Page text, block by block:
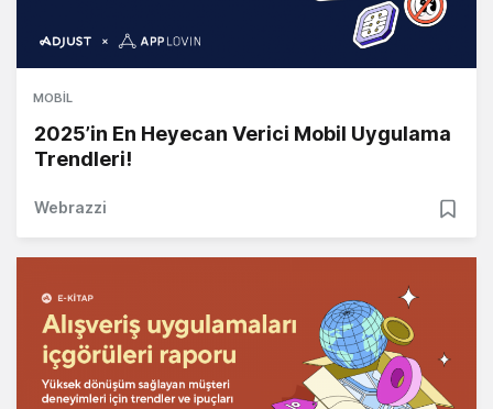
MOBIL
2025’in En Heyecan Verici Mobil Uygulama
Trendleri!
Webrazzi